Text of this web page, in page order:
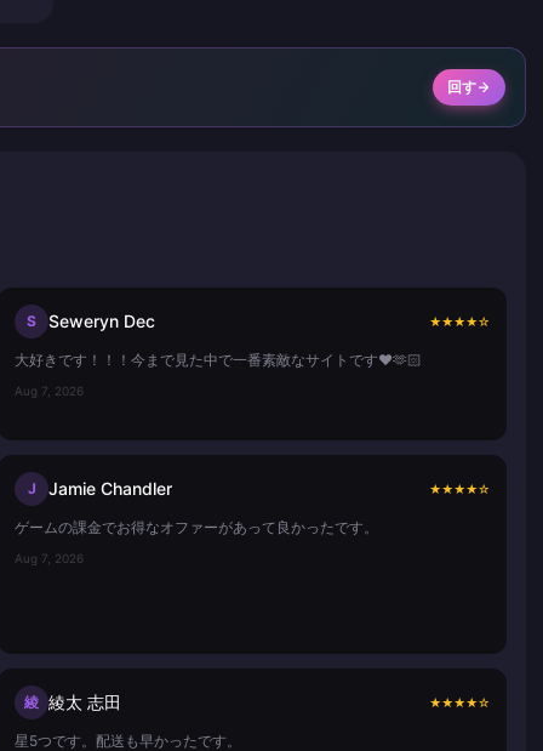
回す
S Seweryn Dec ★★★★☆
大好きです！！！今まで見た中で一番素敵なサイトです❤️🫶🏻
Aug 7, 2026
J Jamie Chandler ★★★★☆
ゲームの課金でお得なオファーがあって良かったです。
Aug 7, 2026
綾 綾太 志田 ★★★★☆
星5つです。配送も早かったです。